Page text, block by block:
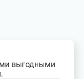
выгодными